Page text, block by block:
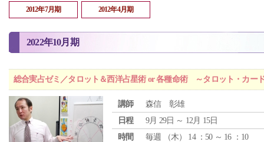
2012年7月期 2012年4月期
2022年10月期
総合実占ゼミ／タロット＆西洋占星術 or 各種命術 ～タロット・カー
講師
森信 彰雄
日程
9月 29日 ～ 12月 15日
時間
毎週 （木） 14 ：50 ～ 16 ：10